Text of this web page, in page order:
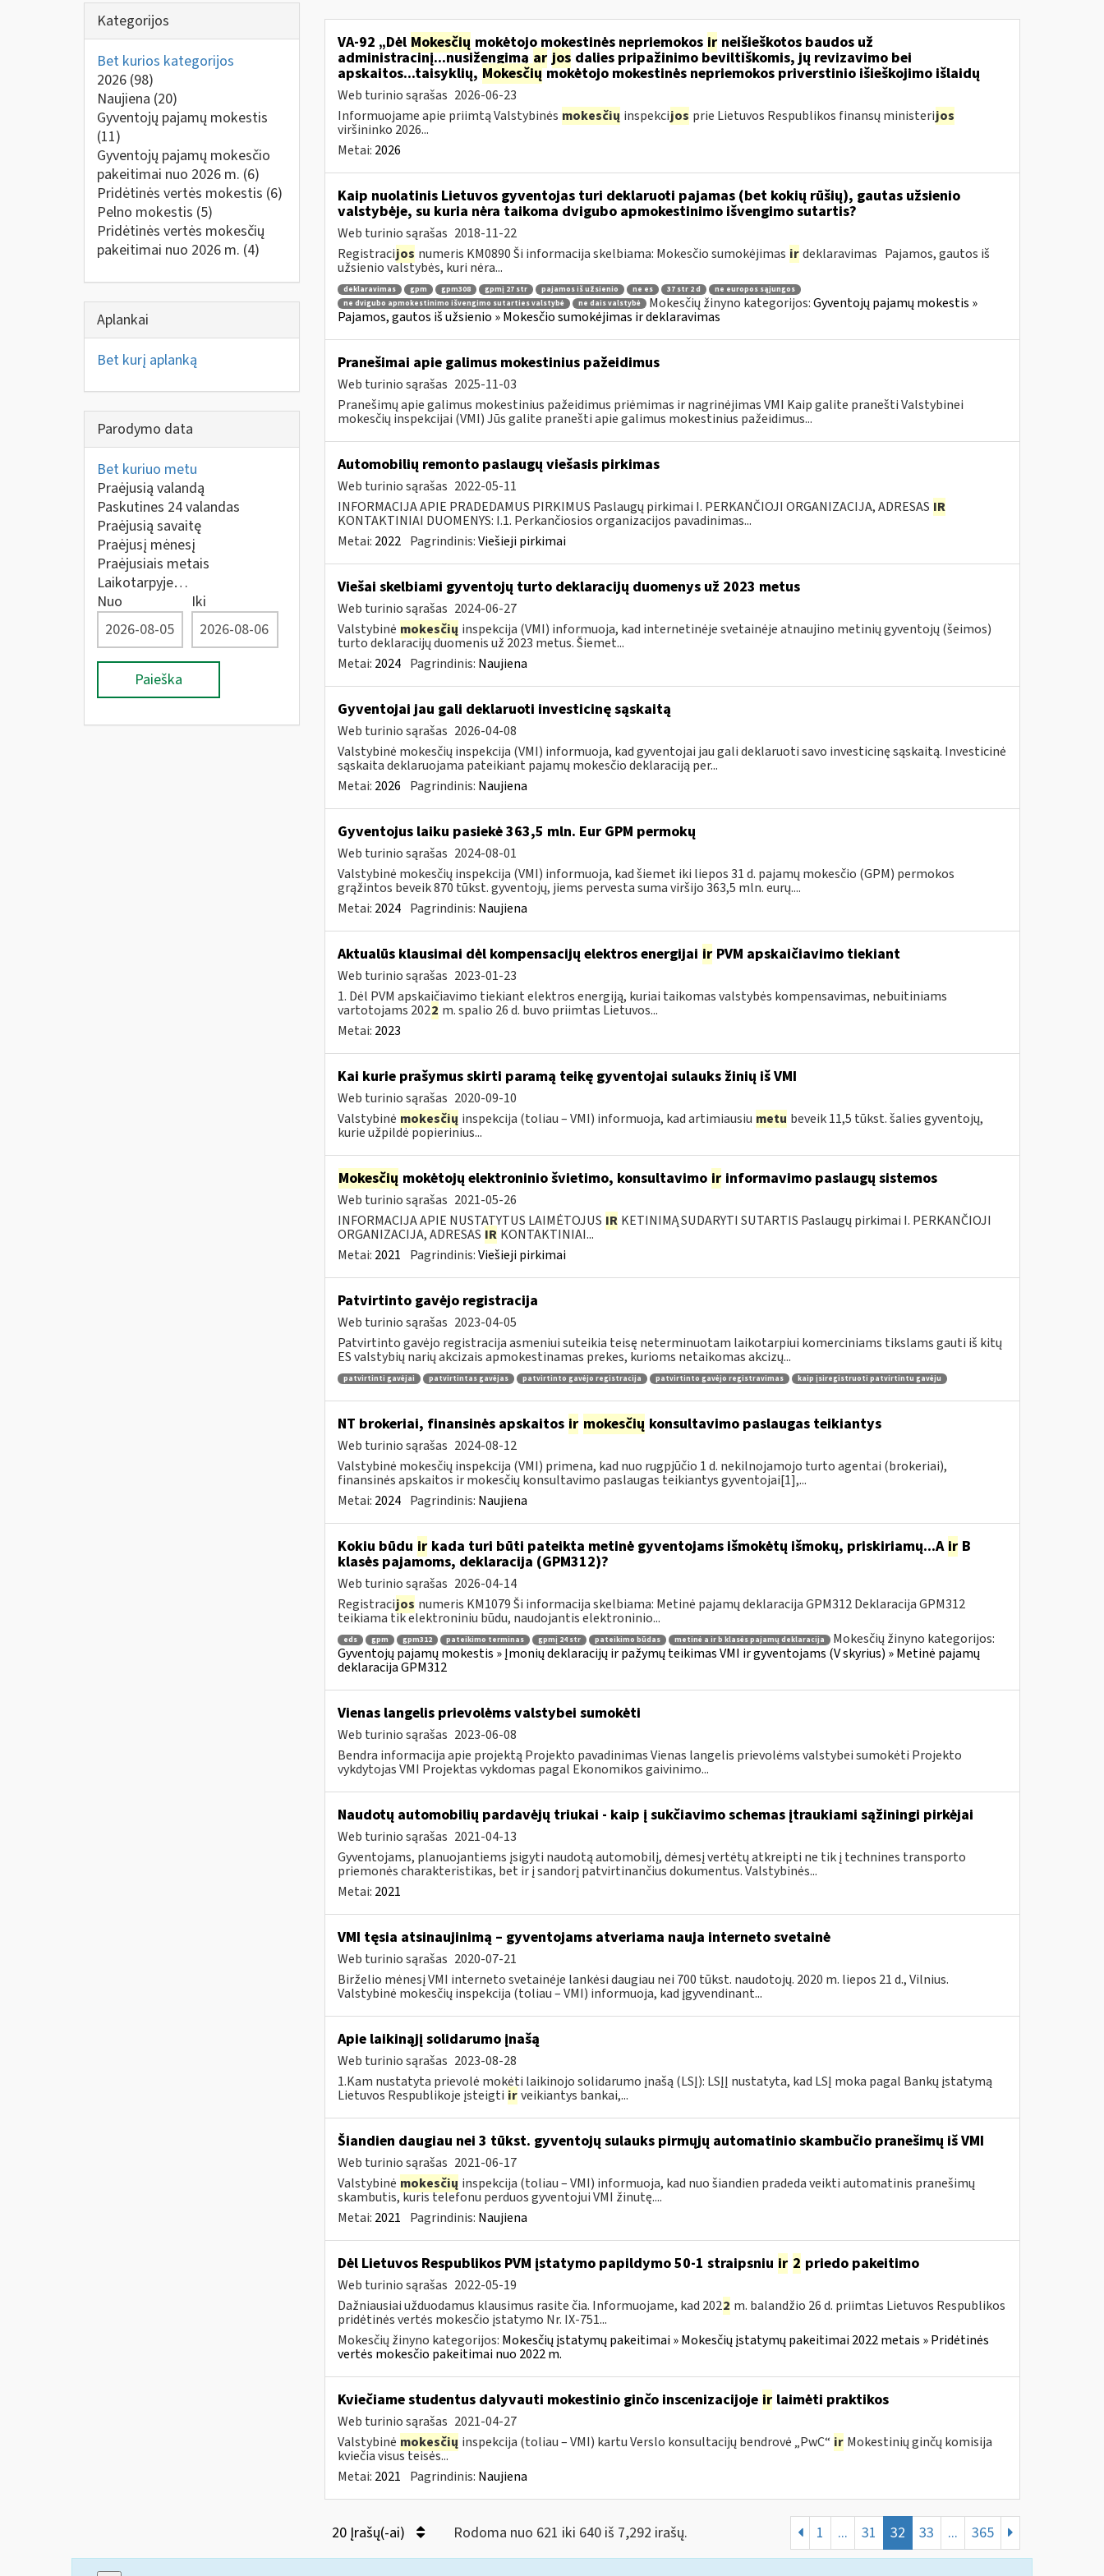
Kategorijos
Bet kurios kategorijos
2026 (98)
Naujiena (20)
Gyventojų pajamų mokestis
(11)
Gyventojų pajamų mokesčio
pakeitimai nuo 2026 m. (6)
Pridėtinės vertės mokestis (6)
Pelno mokestis (5)
Pridėtinės vertės mokesčių
pakeitimai nuo 2026 m. (4)
Aplankai
Bet kurį aplanką
Parodymo data
Bet kuriuo metu
Praėjusią valandą
Paskutines 24 valandas
Praėjusią savaitę
Praėjusį mėnesį
Praėjusiais metais
Laikotarpyje…
Nuo
Iki
Paieška
VA-92 „Dėl Mokesčių mokėtojo mokestinės nepriemokos irneišieškotos baudos už
administracinį...nusižengimąar jos dalies pripažinimo beviltiškomis, jų revizavimo bei
apskaitos...taisyklių, Mokesčiųmokėtojo mokestinės nepriemokos priverstinio išieškojimo išlaidų
Web turinio sąrašas 2026-06-23
Informuojame apie priimtą Valstybinės mokesčių inspekcijos prie Lietuvos Respublikos finansų ministerijos
viršininko 2026...
Metai: 2026
Kaip nuolatinis Lietuvos gyventojas turi deklaruoti pajamas (bet kokių rūšių), gautas užsienio
valstybėje, su kuria nėra taikoma dvigubo apmokestinimo išvengimo sutartis?
Web turinio sąrašas 2018-11-22
Registracijos numeris KM0890 Ši informacija skelbiama: Mokesčio sumokėjimas ir deklaravimas Pajamos, gautos iš
užsienio valstybės, kuri nėra...
deklaravimas gpm gpm308 gpmį 27 str pajamos iš užsienio ne es 37 str 2 d
ne europos sąjungos
ne dvigubo apmokestinimo išvengimo sutarties valstybė
ne dais valstybė Mokesčių žinyno kategorijos:Gyventojų pajamų mokestis »
Pajamos, gautos iš užsienio » Mokesčio sumokėjimas ir deklaravimas
Pranešimai apie galimus mokestinius pažeidimus
Web turinio sąrašas 2025-11-03
Pranešimų apie galimus mokestinius pažeidimus priėmimas ir nagrinėjimas VMI Kaip galite pranešti Valstybinei
mokesčių inspekcijai (VMI) Jūs galite pranešti apie galimus mokestinius pažeidimus...
Automobilių remonto paslaugų viešasis pirkimas
Web turinio sąrašas 2022-05-11
INFORMACIJA APIE PRADEDAMUS PIRKIMUS Paslaugų pirkimai I. PERKANČIOJI ORGANIZACIJA, ADRESAS IR
KONTAKTINIAI DUOMENYS: I.1. Perkančiosios organizacijos pavadinimas...
Metai: 2022 Pagrindinis:Viešieji pirkimai
Viešai skelbiami gyventojų turto deklaracijų duomenys už 2023 metus
Web turinio sąrašas 2024-06-27
Valstybinė mokesčių inspekcija (VMI) informuoja, kad internetinėje svetainėje atnaujino metinių gyventojų (šeimos)
turto deklaracijų duomenis už 2023 metus. Šiemet...
Metai: 2024 Pagrindinis: Naujiena
Gyventojai jau gali deklaruoti investicinę sąskaitą
Web turinio sąrašas 2026-04-08
Valstybinė mokesčių inspekcija (VMI) informuoja, kad gyventojai jau gali deklaruoti savo investicinę sąskaitą. Investicinė
sąskaita deklaruojama pateikiant pajamų mokesčio deklaraciją per...
Metai: 2026 Pagrindinis: Naujiena
Gyventojus laiku pasiekė 363,5 mln. Eur GPM permokų
Web turinio sąrašas 2024-08-01
Valstybinė mokesčių inspekcija (VMI) informuoja, kad šiemet iki liepos 31 d. pajamų mokesčio (GPM) permokos
grąžintos beveik 870 tūkst. gyventojų, jiems pervesta suma viršijo 363,5 mln. eurų....
Metai: 2024 Pagrindinis: Naujiena
Aktualūs klausimai dėl kompensacijų elektros energijai irPVM apskaičiavimo tiekiant
Web turinio sąrašas 2023-01-23
1. Dėl PVM apskaičiavimo tiekiant elektros energiją, kuriai taikomas valstybės kompensavimas, nebuitiniams
vartotojams 2022 m. spalio 26 d. buvo priimtas Lietuvos...
Metai: 2023
Kai kurie prašymus skirti paramą teikę gyventojai sulauks žinių iš VMI
Web turinio sąrašas 2020-09-10
Valstybinė mokesčių inspekcija (toliau – VMI) informuoja, kad artimiausiu metu beveik 11,5 tūkst. šalies gyventojų,
kurie užpildė popierinius...
Mokesčių mokėtojų elektroninio švietimo, konsultavimo irinformavimo paslaugų sistemos
Web turinio sąrašas 2021-05-26
INFORMACIJA APIE NUSTATYTUS LAIMĖTOJUS IR KETINIMĄ SUDARYTI SUTARTIS Paslaugų pirkimai I. PERKANČIOJI
ORGANIZACIJA, ADRESAS IR KONTAKTINIAI...
Metai: 2021 Pagrindinis:Viešieji pirkimai
Patvirtinto gavėjo registracija
Web turinio sąrašas 2023-04-05
Patvirtinto gavėjo registracija asmeniui suteikia teisę neterminuotam laikotarpiui komerciniams tikslams gauti iš kitų
ES valstybių narių akcizais apmokestinamas prekes, kurioms netaikomas akcizų...
patvirtinti gavėjai patvirtintas gavėjas patvirtinto gavėjo registracija patvirtinto gavėjo registravimas kaip įsiregistruoti patvirtintu gavėju
NT brokeriai, finansinės apskaitos ir mokesčių konsultavimo paslaugas teikiantys
Web turinio sąrašas 2024-08-12
Valstybinė mokesčių inspekcija (VMI) primena, kad nuo rugpjūčio 1 d. nekilnojamojo turto agentai (brokeriai),
finansinės apskaitos ir mokesčių konsultavimo paslaugas teikiantys gyventojai[1],...
Metai: 2024 Pagrindinis: Naujiena
Kokiu būdu irkada turi būti pateikta metinė gyventojams išmokėtų išmokų, priskiriamų...A irB
klasės pajamoms, deklaracija (GPM312)?
Web turinio sąrašas 2026-04-14
Registracijos numeris KM1079 Ši informacija skelbiama: Metinė pajamų deklaracija GPM312 Deklaracija GPM312
teikiama tik elektroniniu būdu, naudojantis elektroninio...
eds gpm gpm312 pateikimo terminas gpmį 24 str pateikimo būdas metinė a ir b klasės pajamų deklaracija
Mokesčių žinyno kategorijos:
Gyventojų pajamų mokestis » Įmonių deklaracijų ir pažymų teikimas VMI ir gyventojams (V skyrius) » Metinė pajamų
deklaracija GPM312
Vienas langelis prievolėms valstybei sumokėti
Web turinio sąrašas 2023-06-08
Bendra informacija apie projektą Projekto pavadinimas Vienas langelis prievolėms valstybei sumokėti Projekto
vykdytojas VMI Projektas vykdomas pagal Ekonomikos gaivinimo...
Naudotų automobilių pardavėjų triukai - kaip į sukčiavimo schemas įtraukiami sąžiningi pirkėjai
Web turinio sąrašas 2021-04-13
Gyventojams, planuojantiems įsigyti naudotą automobilį, dėmesį vertėtų atkreipti ne tik į technines transporto
priemonės charakteristikas, bet ir į sandorį patvirtinančius dokumentus. Valstybinės...
Metai: 2021
VMI tęsia atsinaujinimą – gyventojams atveriama nauja interneto svetainė
Web turinio sąrašas 2020-07-21
Birželio mėnesį VMI interneto svetainėje lankėsi daugiau nei 700 tūkst. naudotojų. 2020 m. liepos 21 d., Vilnius.
Valstybinė mokesčių inspekcija (toliau – VMI) informuoja, kad įgyvendinant...
Apie laikinąjį solidarumo įnašą
Web turinio sąrašas 2023-08-28
1.Kam nustatyta prievolė mokėti laikinojo solidarumo įnašą (LSĮ): LSĮĮ nustatyta, kad LSĮ moka pagal Bankų įstatymą
Lietuvos Respublikoje įsteigti ir veikiantys bankai,...
Šiandien daugiau nei 3 tūkst. gyventojų sulauks pirmųjų automatinio skambučio pranešimų iš VMI
Web turinio sąrašas 2021-06-17
Valstybinė mokesčių inspekcija (toliau – VMI) informuoja, kad nuo šiandien pradeda veikti automatinis pranešimų
skambutis, kuris telefonu perduos gyventojui VMI žinutę....
Metai: 2021 Pagrindinis: Naujiena
Dėl Lietuvos Respublikos PVM įstatymo papildymo 50-1 straipsniu ir 2 priedo pakeitimo
Web turinio sąrašas 2022-05-19
Dažniausiai užduodamus klausimus rasite čia. Informuojame, kad 2022 m. balandžio 26 d. priimtas Lietuvos Respublikos
pridėtinės vertės mokesčio įstatymo Nr. IX-751...
Mokesčių žinyno kategorijos: Mokesčių įstatymų pakeitimai » Mokesčių įstatymų pakeitimai 2022 metais » Pridėtinės
vertės mokesčio pakeitimai nuo 2022 m.
Kviečiame studentus dalyvauti mokestinio ginčo inscenizacijoje irlaimėti praktikos
Web turinio sąrašas 2021-04-27
Valstybinė mokesčių inspekcija (toliau – VMI) kartu Verslo konsultacijų bendrovė „PwC“ ir Mokestinių ginčų komisija
kviečia visus teisės...
Metai: 2021 Pagrindinis: Naujiena
20 Įrašų(-ai) Rodoma nuo 621 iki 640 iš 7,292 irašų. 1 ... 31 32 33 ... 365